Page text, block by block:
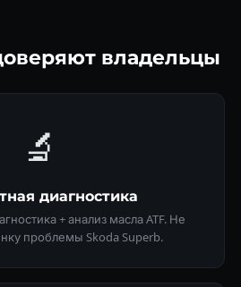
владельцы
🔬
диагностика
+ анализ масла ATF. Не
проблемы Skoda Superb.